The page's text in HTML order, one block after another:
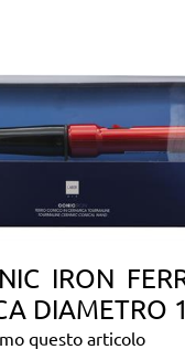
IRON
DIAMETRO
questo articolo